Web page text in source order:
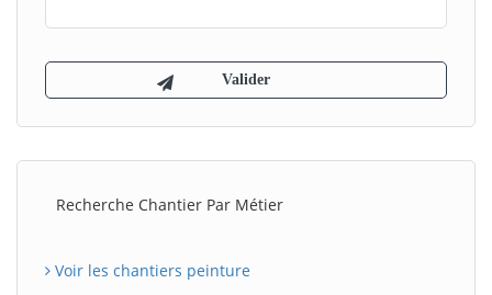
Recherche Chantier Par Métier
Voir les chantiers peinture